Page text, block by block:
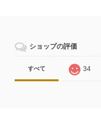
ショップの評価
すべて 34